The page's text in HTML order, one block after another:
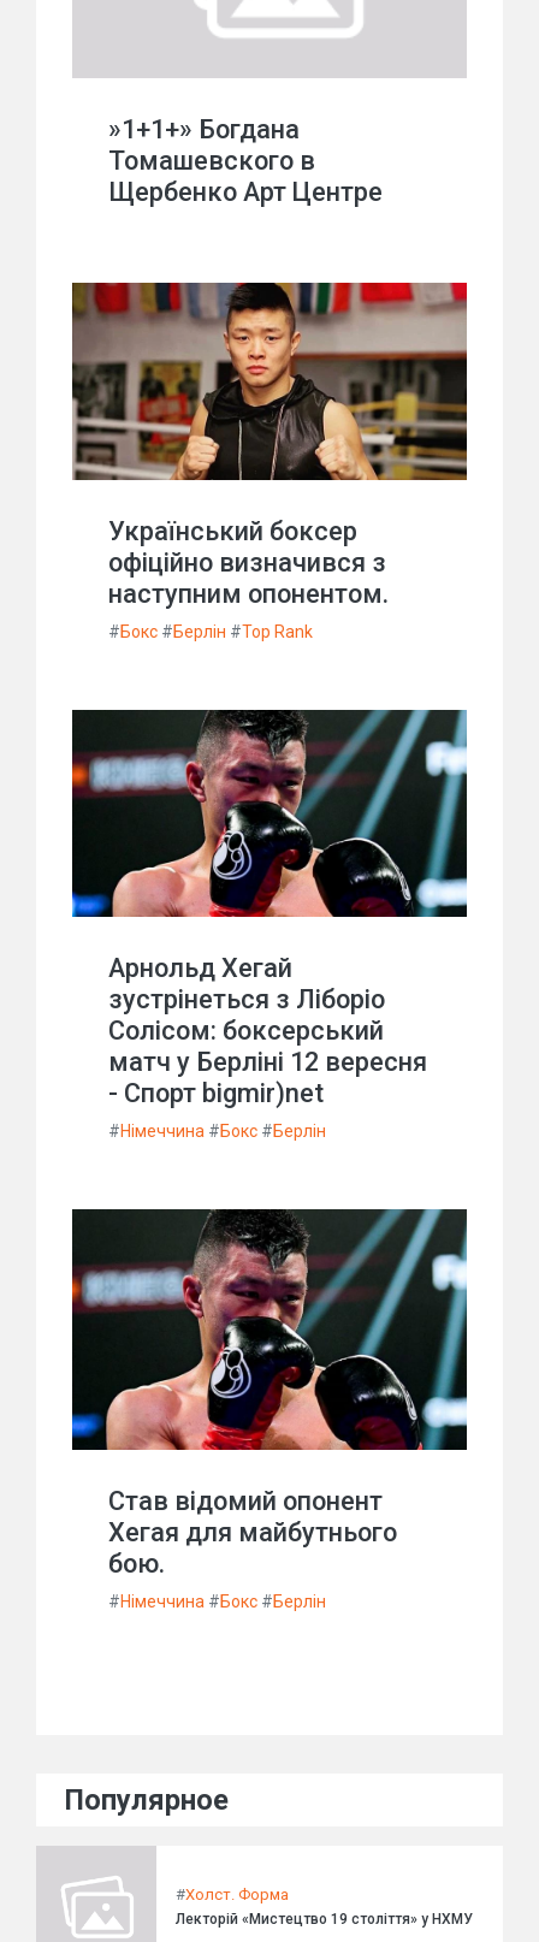
»1+1+» Богдана
Томашевского в
Щербенко Арт Центре
Український боксер
офіційно визначився з
наступним опонентом.
#Бокс #Берлін #Top Rank
Арнольд Хегай
зустрінеться з Ліборіо
Солісом: боксерський
матч у Берліні 12 вересня
- Спорт bigmir)net
#Німеччина #Бокс #Берлін
Став відомий опонент
Хегая для майбутнього
бою.
#Німеччина #Бокс #Берлін
Популярное
#Холст. Форма
Лекторій «Мистецтво 19 століття» у НХМУ